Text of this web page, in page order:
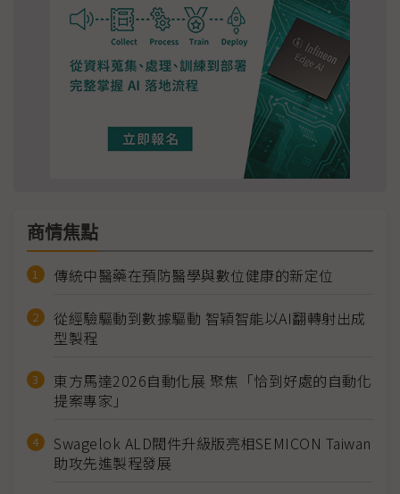
商情焦點
傳統中醫藥在預防醫學與數位健康的新定位
從經驗驅動到數據驅動 智穎智能以AI翻轉射出成
型製程
東方馬達2026自動化展 聚焦「恰到好處的自動化
提案專家」
Swagelok ALD閥件升級版亮相SEMICON Taiwan
助攻先進製程發展